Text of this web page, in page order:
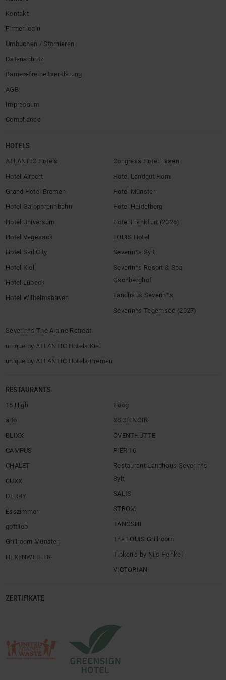
Kontakt
Firmenlogin
Umbuchen / Stornieren
Datenschutz
Barrierefreiheitserklärung
AGB
Impressum
Compliance
HOTELS
ATLANTIC Hotels
Hotel Airport
Grand Hotel Bremen
Hotel Galopprennbahn
Hotel Universum
Hotel Vegesack
Hotel Sail City
Hotel Kiel
Hotel Lübeck
Hotel Wilhelmshaven
Congress Hotel Essen
Hotel Landgut Horn
Hotel Münster
Hotel Heidelberg
Hotel Frankfurt (2026)
LOUIS Hotel
Severin*s Sylt
Severin*s Resort & Spa
Öschberghof
Landhaus Severin*s
Severin*s Tegernsee (2027)
Severin*s The Alpine Retreat
unique by ATLANTIC Hotels Kiel
unique by ATLANTIC Hotels Bremen
RESTAURANTS
15 High
alto
BLIXX
CAMPUS
CHALET
CUXX
DERBY
Esszimmer
gottlieb
Grillroom Münster
HEXENWEIHER
Hoog
ÖSCH NOIR
ÖVENTHÜTTE
PIER 16
Restaurant Landhaus Severin*s
Sylt
SALIS
STROM
TANÖSHI
The LOUIS Grillroom
Tipken’s by Nils Henkel
VICTORIAN
ZERTIFIKATE